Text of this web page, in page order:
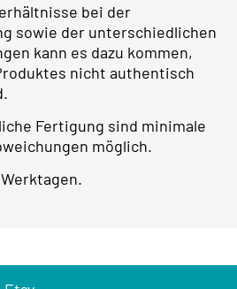
bei der
sowie der unterschiedlichen
kann es dazu kommen,
nicht authentisch
Fertigung sind minimale
möglich.